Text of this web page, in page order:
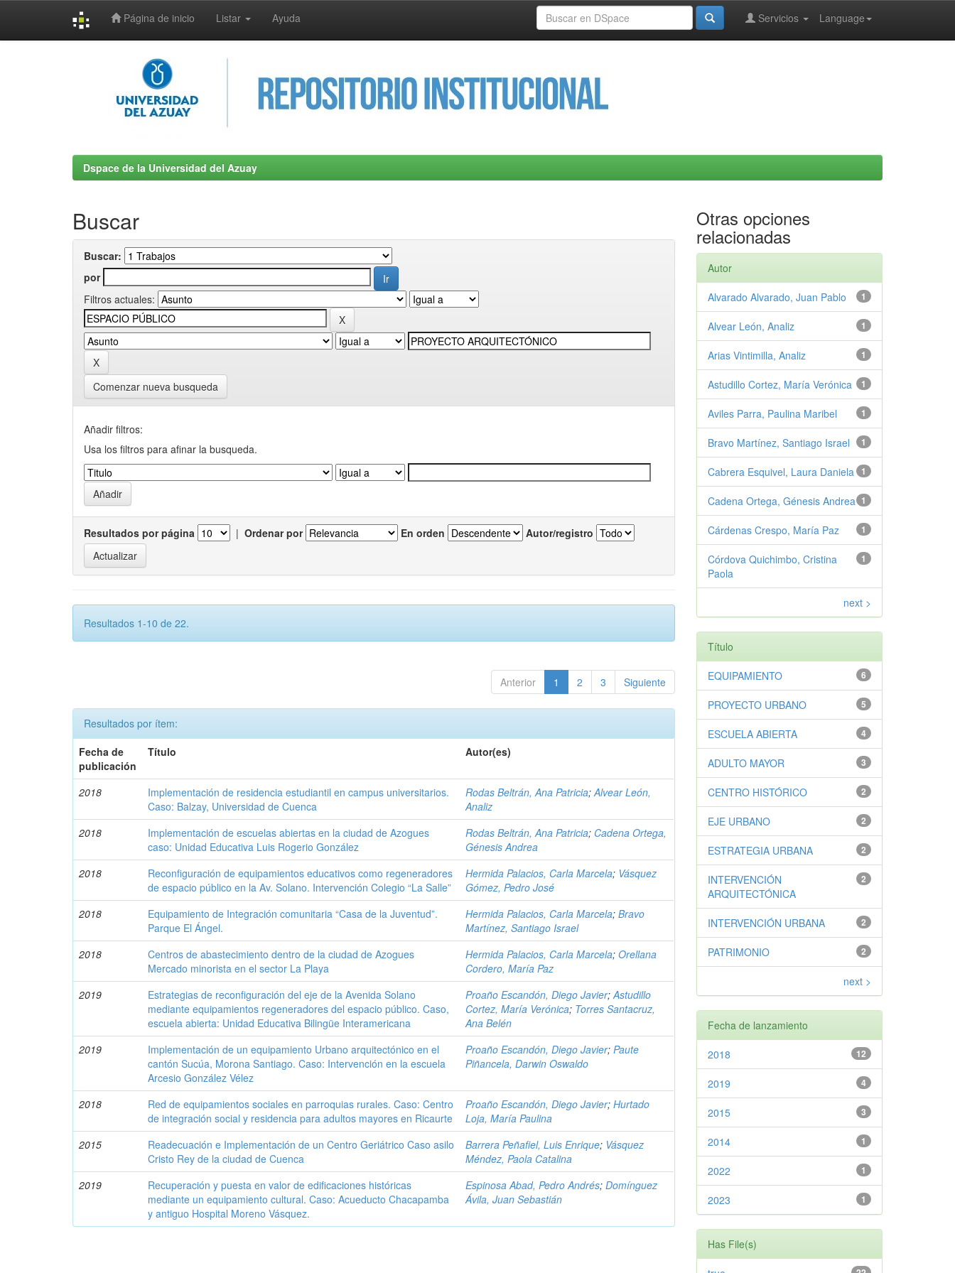
Página de inicio Listar Ayuda Language
Servicios
Dspace de la Universidad del Azuay
Buscar
Buscar:
por
Filtros actuales:
Comenzar nueva busqueda
Añadir filtros:
Usa los filtros para afinar la busqueda.
Resultados por página | Ordenar por En orden Autor/registro
Resultados 1-10 de 22.
Anterior 1 2 3 Siguiente
Resultados por ítem:
Fecha de
publicación
Título Autor(es)
2018
Implementación de residencia estudiantil en campus universitarios.
Caso: Balzay, Universidad de Cuenca
Rodas Beltrán, Ana Patricia;Alvear León,
Analiz
2018
Implementación de escuelas abiertas en la ciudad de Azogues
caso: Unidad Educativa Luis Rogerio González
Rodas Beltrán, Ana Patricia; Cadena Ortega,
Génesis Andrea
2018
Reconfiguración de equipamientos educativos como regeneradores
de espacio público en la Av. Solano. Intervención Colegio “La Salle”
Hermida Palacios, Carla Marcela; Vásquez
Gómez, Pedro José
2018
Equipamiento de Integración comunitaria “Casa de la Juventud”.
Parque El Ángel.
Hermida Palacios, Carla Marcela;Bravo
Martínez, Santiago Israel
2018
Centros de abastecimiento dentro de la ciudad de Azogues
Mercado minorista en el sector La Playa
Hermida Palacios, Carla Marcela;Orellana
Cordero, María Paz
2019
Estrategias de reconfiguración del eje de la Avenida Solano
mediante equipamientos regeneradores del espacio público. Caso,
escuela abierta: Unidad Educativa Bilingüe Interamericana
Proaño Escandón, Diego Javier;Astudillo
Cortez, María Verónica; Torres Santacruz,
Ana Belén
2019
Implementación de un equipamiento Urbano arquitectónico en el
cantón Sucúa, Morona Santiago. Caso: Intervención en la escuela
Arcesio González Vélez
Proaño Escandón, Diego Javier;Paute
Piñancela, Darwin Oswaldo
2018
Red de equipamientos sociales en parroquias rurales. Caso: Centro
de integración social y residencia para adultos mayores en Ricaurte
Proaño Escandón, Diego Javier;Hurtado
Loja, María Paulina
2015
Readecuación e Implementación de un Centro Geriátrico Caso asilo
Cristo Rey de la ciudad de Cuenca
Barrera Peñafiel, Luis Enrique; Vásquez
Méndez, Paola Catalina
2019
Recuperación y puesta en valor de edificaciones históricas
mediante un equipamiento cultural. Caso: Acueducto Chacapamba
y antiguo Hospital Moreno Vásquez.
Espinosa Abad, Pedro Andrés;Domínguez
Ávila, Juan Sebastián
Otras opciones
relacionadas
Autor
1
Alvarado Alvarado, Juan Pablo
1
Alvear León, Analiz
1
Arias Vintimilla, Analiz
1
Astudillo Cortez, María Verónica
1
Aviles Parra, Paulina Maribel
1
Bravo Martínez, Santiago Israel
1
Cabrera Esquivel, Laura Daniela
1
Cadena Ortega, Génesis Andrea
1
Cárdenas Crespo, María Paz
1
Córdova Quichimbo, Cristina
Paola
next >
Título
6
EQUIPAMIENTO
5
PROYECTO URBANO
4
ESCUELA ABIERTA
3
ADULTO MAYOR
2
CENTRO HISTÓRICO
2
EJE URBANO
2
ESTRATEGIA URBANA
2
INTERVENCIÓN
ARQUITECTÓNICA
2
INTERVENCIÓN URBANA
2
PATRIMONIO
next >
Fecha de lanzamiento
12
2018
4
2019
3
2015
1
2014
1
2022
1
2023
Has File(s)